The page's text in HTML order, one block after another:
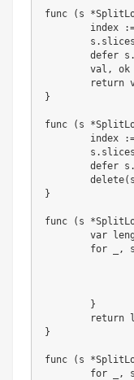
func ( s *
	index
	s
. slices
defer s .
	val
, ok
return
}
func ( s *
	index
	s
. slices
defer s .
delete( s
}
func ( s *
var
for
,
}
return
}
func ( s *
for
,